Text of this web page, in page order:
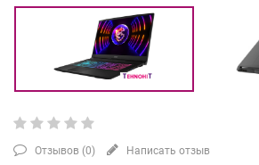
Отзывов (0) Написать отзыв